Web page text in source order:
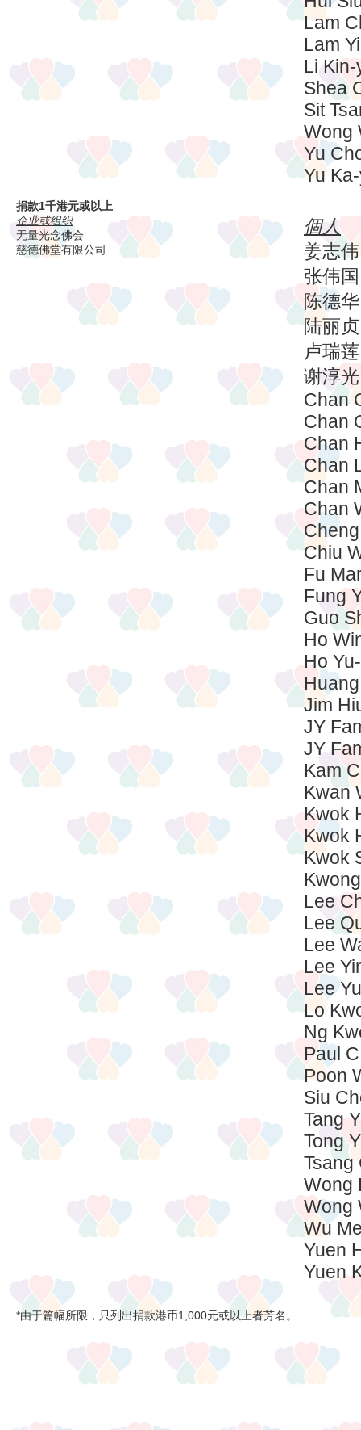
Lam
Lam
Li
Shea
Sit
Wong
Yu
Yu
捐款1千港元或以上
企业或组织
无量光念佛会
慈德佛堂有限公司
個人
姜志伟
张伟国
陈德华
陆丽贞
卢瑞莲
谢淳光
Chan
Chan
Chan
Chan
Chan
Chan
Chiu
Fu
Fung
Guo
Ho
Ho
Jim
JY
JY
Kam
Kwan
Kwok
Kwok
Kwok
Lee
Lee
Lee
Lee
Lee
Lo
Ng
Paul
Poon
Siu
Tang
Tong
Tsang
Wong
Wong
Wu
Yuen
Yuen
*由于篇幅所限，只列出捐款港币1,000元或以上者芳名。